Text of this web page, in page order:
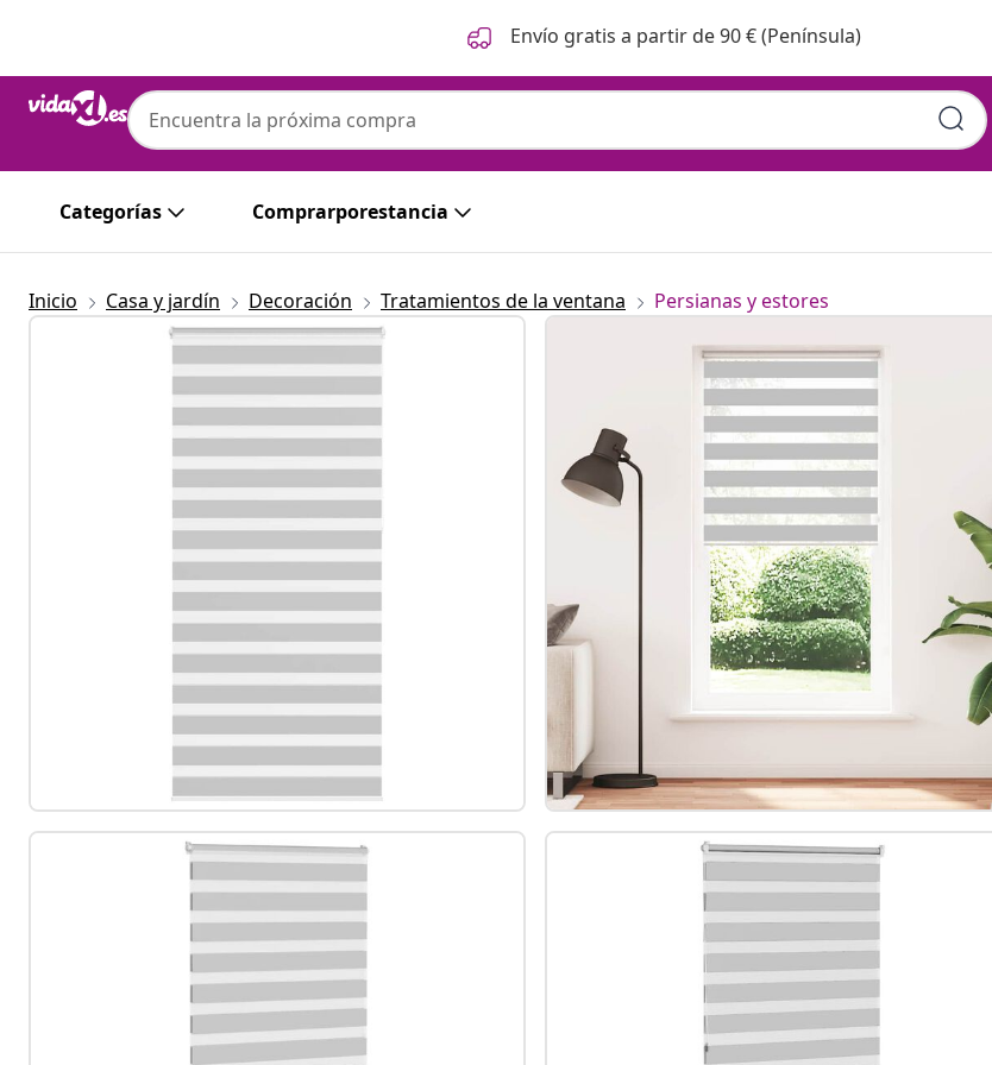
Envío gratis a partir de 90 € (Península)
Categorías Comprarporestancia
Inicio Casa y jardín Decoración Tratamientos de la ventana Persianas y estores